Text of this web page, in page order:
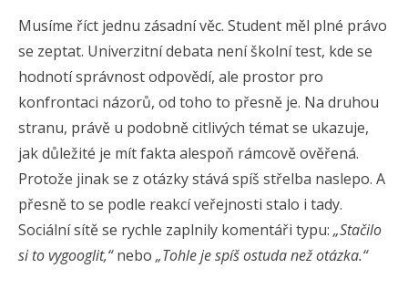
Musíme říct jednu zásadní věc. Student měl plné právo
se zeptat. Univerzitní debata není školní test, kde se
hodnotí správnost odpovědí, ale prostor pro
konfrontaci názorů, od toho to přesně je. Na druhou
stranu, právě u podobně citlivých témat se ukazuje,
jak důležité je mít fakta alespoň rámcově ověřená.
Protože jinak se z otázky stává spíš střelba naslepo. A
přesně to se podle reakcí veřejnosti stalo i tady.
Sociální sítě se rychle zaplnily komentáři typu: „Stačilo
si to vygooglit,“nebo „Tohle je spíš ostuda než otázka.“